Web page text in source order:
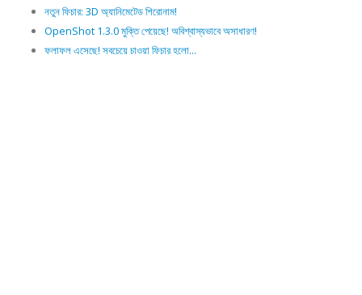
নতুন ফিচার: 3D অ্যানিমেটেড শিরোনাম!
OpenShot 1.3.0 মুক্তি পেয়েছে! অবিশ্বাস্যভাবে অসাধারণ!
ফলাফল এসেছে! সবচেয়ে চাওয়া ফিচার হলো...